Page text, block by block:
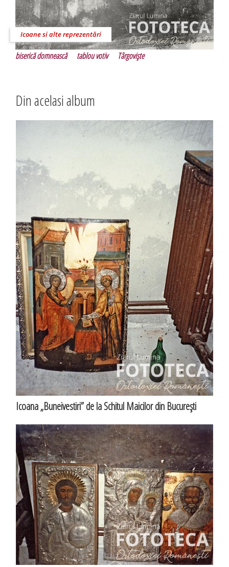
Icoane si alte reprezentări
biserică domnească tablou votiv Târgovişte
Din acelasi album
Icoana „Buneivestiri” de la Schitul Maicilor din Bucureşti